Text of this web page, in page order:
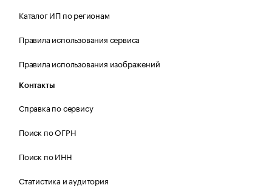
Каталог ИП по регионам
Правила использования сервиса
Правила использования изображений
Контакты
Справка по сервису
Поиск по ОГРН
Поиск по ИНН
Статистика и аудитория